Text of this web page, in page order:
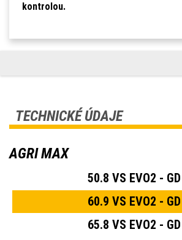
kontrolou.
TECHNICKÉ ÚDAJE
AGRI MAX
50.8 VS EVO2 - GD
60.9 VS EVO2 - GD
65.8 VS EVO2 - GD